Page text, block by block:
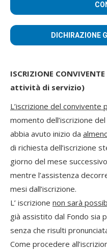
DICHIRAZIONE
ISCRIZIONE
attività di servizio)
L’iscrizione del convivente
momento dell’iscrizione
abbia avuto inizio da
di richiesta dell’iscrizione
giorno del mese
mentre l’assistenza
mesi dall’iscrizione.
L’ iscrizione non sarà
già assistito dal Fondo sia
senza che risulti
Come procedere